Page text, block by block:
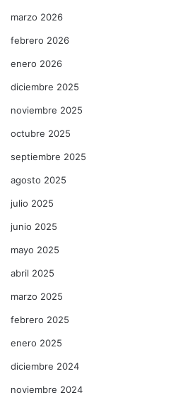
marzo 2026
febrero 2026
enero 2026
diciembre 2025
noviembre 2025
octubre 2025
septiembre 2025
agosto 2025
julio 2025
junio 2025
mayo 2025
abril 2025
marzo 2025
febrero 2025
enero 2025
diciembre 2024
noviembre 2024